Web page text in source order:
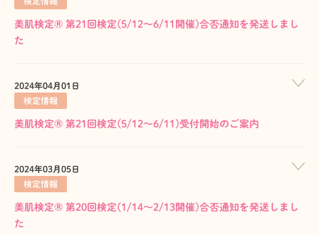
美肌検定® 第21回検定(5/12～6/11開催)合否通知を発送しまし
た
2024年04月01日
検定情報
美肌検定® 第21回検定(5/12～6/11)受付開始のご案内
2024年03月05日
検定情報
美肌検定® 第20回検定(1/14～2/13開催)合否通知を発送しまし
た